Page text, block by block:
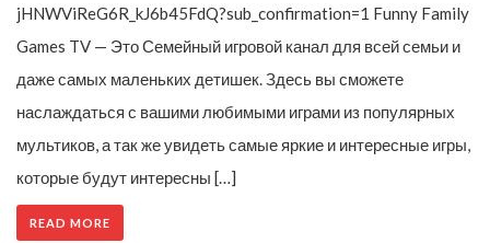
jHNWViReG6R_kJ6b45FdQ?sub_confirmation=1 Funny Family
Games TV — Это Семейный игровой канал для всей семьи и
даже самых маленьких детишек. Здесь вы сможете
наслаждаться с вашими любимыми играми из популярных
мультиков, а так же увидеть самые яркие и интересные игры,
которые будут интересны […]
READ MORE